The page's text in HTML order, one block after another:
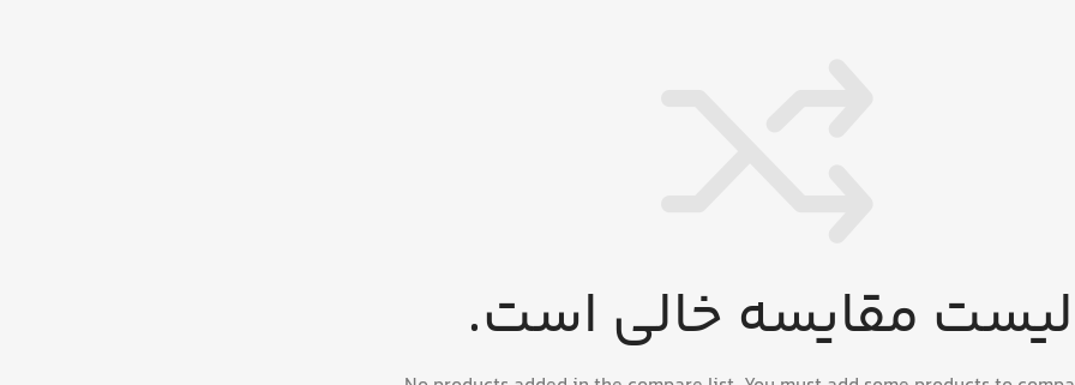
لیست مقایسه خالی است.